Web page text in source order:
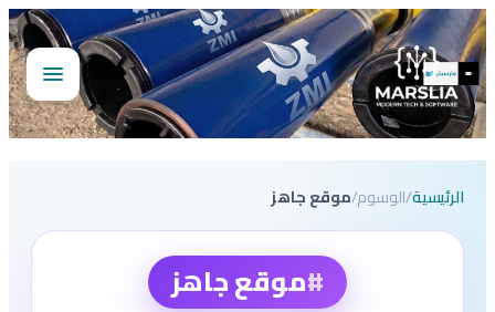
تخطى
إلى
المحتوى فتح
الرئيسية/الوسوم/موقع جاهز
#موقع جاهز